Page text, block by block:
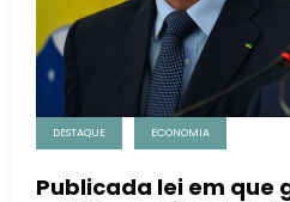
DESTAQUE ECONOMIA
Publicada lei em que